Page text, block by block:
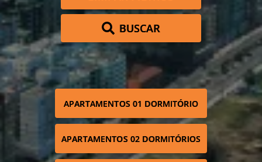
BUSCAR
APARTAMENTOS 01 DORMITÓRIO
APARTAMENTOS 02 DORMITÓRIOS